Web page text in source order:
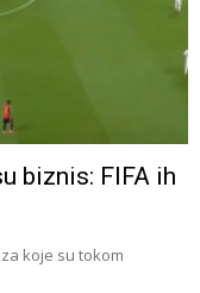
biznis: FIFA ih
koje su tokom